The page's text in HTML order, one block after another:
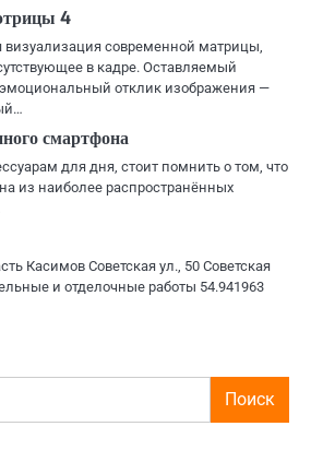
4
визуализация современной матрицы,
в кадре. Оставляемый
отклик изображения —
смартфона
для дня, стоит помнить о том, что
из наиболее распространённых
Касимов Советская ул., 50 Советская
и отделочные работы 54.941963
Поиск